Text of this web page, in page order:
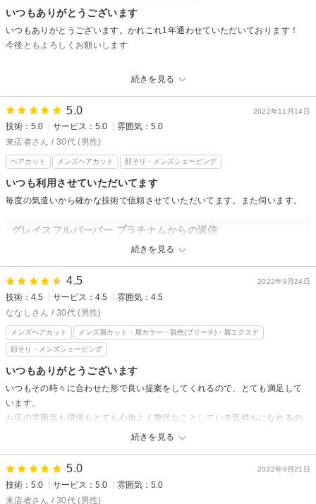
いつもありがとうございます
続きを見る
いつもありがとうございます。かれこれ1年通わせていただいております！
今後ともよろしくお願いします
グレイスフルバーバー プラチナムからの返信
目指します！
2022年11月14日
5.0
技術：5.0 サービス：5.0
雰囲気：5.0
来店者さん / 30代 (男性)
ヘアカット メンズヘアカット 顔そり・メンズシェービング
いつも利用させていただいてます
続きを見る
毎度の気遣いから確かな技術で信頼させていただいてます。また伺います。
グレイスフルバーバー プラチナムからの返信
信頼に応えていけるようさらに精進します！
2022年9月24日
4.5
技術：4.5 サービス：4.5
雰囲気：4.5
ななしさん / 30代 (男性)
メンズヘアカット メンズ眉カット・眉カラー・脱色(ブリーチ)・眉エクステ
顔そり・メンズシェービング
いつもありがとうございます
続きを見る
いつもその時々に合わせた形で良い提案をしてくれるので、とても満足して
います。
お店の雰囲気も環境もとても心地よく贅沢なことしている気持ちになれるの
グレイスフルバーバー プラチナムからの返信
ヘアスタイルを変えると気分も上がりますよね！
また悩んだらご相談くださいませ！
2022年9月21日
5.0
技術：5.0 サービス：5.0
雰囲気：5.0
来店者さん / 30代 (男性)